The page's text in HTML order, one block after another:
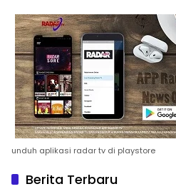
unduh aplikasi radar tv di playstore
Berita Terbaru